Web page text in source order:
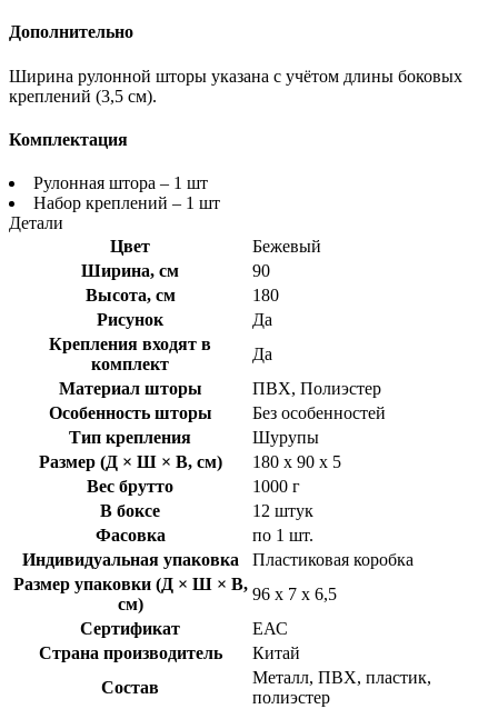
Дополнительно
Ширина рулонной шторы указана с учётом длины боковых
креплений (3,5 см).
Комплектация
Рулонная штора – 1 шт
Набор креплений – 1 шт
Детали
Цвет
Бежевый
Ширина, см
90
Высота, см
180
Рисунок
Да
Крепления входят в
комплект
Да
Материал шторы
ПВХ, Полиэстер
Особенность шторы
Без особенностей
Тип крепления
Шурупы
Размер (Д × Ш × В, см)
180 х 90 х 5
Вес брутто
1000 г
В боксе
12 штук
Фасовка
по 1 шт.
Индивидуальная упаковка
Пластиковая коробка
Размер упаковки (Д × Ш × В,
см)
96 х 7 х 6,5
Сертификат
ЕАС
Страна производитель
Китай
Состав
Металл, ПВХ, пластик,
полиэстер